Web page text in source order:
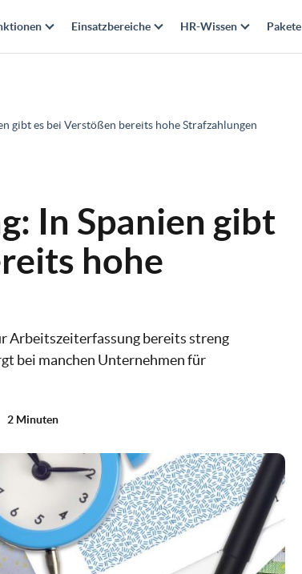
Einsatzbereiche HR-Wissen Pakete
gibt es bei Verstößen bereits hohe Strafzahlungen
In Spanien gibt
hohe
Arbeitszeiterfassung bereits streng
bei manchen Unternehmen für
2 Minuten